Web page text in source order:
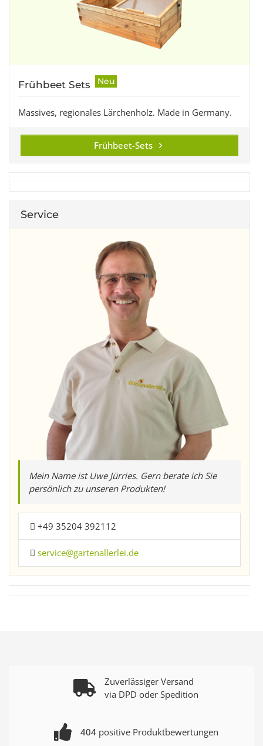
Frühbeet Sets Neu
Massives, regionales Lärchenholz. Made in Germany.
Frühbeet-Sets
Service
Mein Name ist Uwe Jürries. Gern berate ich Sie
persönlich zu unseren Produkten!
+49 35204 392112
service@gartenallerlei.de
Zuverlässiger Versand
via DPD oder Spedition
404positive Produktbewertungen